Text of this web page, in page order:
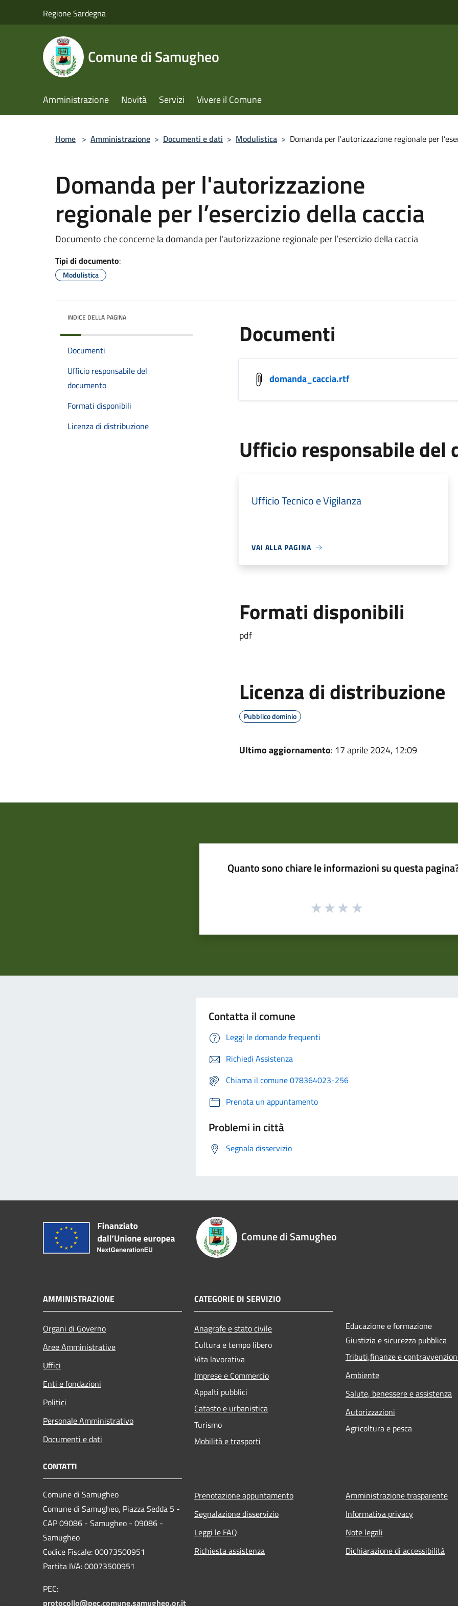
Regione Sardegna
Comune di Samugheo
Amministrazione Novità Servizi Vivere il Comune
Home > Amministrazione > Documenti e dati > Modulistica > Domanda per l'autorizzazione regionale per
Domanda per l'autorizzazione
regionale per l’esercizio della caccia
Documento che concerne la domanda per l'autorizzazione regionale per l’esercizio della caccia
Tipi di documento:
Modulistica
INDICE DELLA PAGINA
Documenti
Ufficio responsabile del
documento
Formati disponibili
Licenza di distribuzione
Documenti
domanda_caccia.rtf
Ufficio responsabile del
Ufficio Tecnico e Vigilanza
VAI ALLA PAGINA
Formati disponibili
pdf
Licenza di distribuzione
Pubblico dominio
Ultimo aggiornamento: 17 aprile 2024, 12:09
Quanto sono chiare le informazioni su questa
Contatta il comune
Leggi le domande frequenti
Richiedi Assistenza
Chiama il comune 078364023-256
Prenota un appuntamento
Problemi in città
Segnala disservizio
Comune di Samugheo
AMMINISTRAZIONE
Organi di Governo
Aree Amministrative
Uffici
Enti e fondazioni
Politici
Personale Amministrativo
Documenti e dati
CATEGORIE DI SERVIZIO
Anagrafe e stato civile
Cultura e tempo libero
Vita lavorativa
Imprese e Commercio
Appalti pubblici
Catasto e urbanistica
Turismo
Mobilità e trasporti
Educazione e formazione
Giustizia e sicurezza pubblica
Tributi,finanze e
Ambiente
Salute, benessere e assistenza
Autorizzazioni
Agricoltura e pesca
CONTATTI
Comune di Samugheo
Comune di Samugheo, Piazza Sedda 5 -
CAP 09086 - Samugheo - 09086 -
Samugheo
Codice Fiscale: 00073500951
Partita IVA: 00073500951
PEC:
protocollo@pec.comune.samugheo.or.it
Prenotazione appuntamento
Segnalazione disservizio
Leggi le FAQ
Richiesta assistenza
Amministrazione trasparente
Informativa privacy
Note legali
Dichiarazione di accessibilità